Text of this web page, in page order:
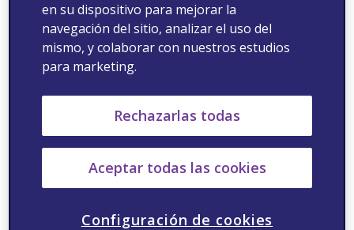
en su dispositivo para mejorar la
navegación del sitio, analizar el uso del
mismo, y colaborar con nuestros estudios
para marketing.
Rechazarlas todas
Aceptar todas las cookies
Configuración de cookies